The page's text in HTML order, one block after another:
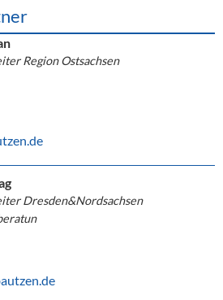
Region Ostsachsen
Dresden&Nordsachsen